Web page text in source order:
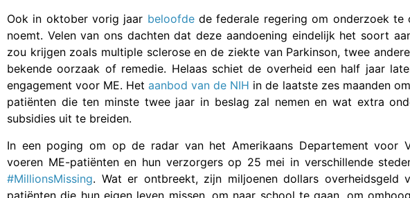
Ook in oktober vorig jaar beloofdede federale regering om onderzoek te
noemt. Velen van ons dachten dat deze aandoening eindelijk het soort
zou krijgen zoals multiple sclerose en de ziekte van Parkinson, twee
bekende oorzaak of remedie. Helaas schiet de overheid een half jaar
engagement voor ME. Hetaanbod van de NIH in de laatste zes maanden
patiënten die ten minste twee jaar in beslag zal nemen en wat extra
subsidies uit te breiden.
In een poging om op de radar van het Amerikaans Departement voor
voeren ME-patiënten en hun verzorgers op 25 mei in verschillende
#MillionsMissing. Wat er ontbreekt, zijn miljoenen dollars overheidsgeld
patiënten die hun eigen leven missen, om naar school te gaan, om